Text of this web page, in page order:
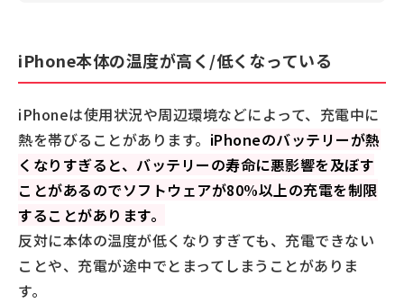
iPhone本体の温度が高く/低くなっている
iPhoneは使用状況や周辺環境などによって、充電中に
熱を帯びることがあります。 iPhoneのバッテリーが熱
くなりすぎると、バッテリーの寿命に悪影響を及ぼす
ことがあるのでソフトウェアが80%以上の充電を制限
することがあります。
反対に本体の温度が低くなりすぎても、充電できない
ことや、充電が途中でとまってしまうことがありま
す。